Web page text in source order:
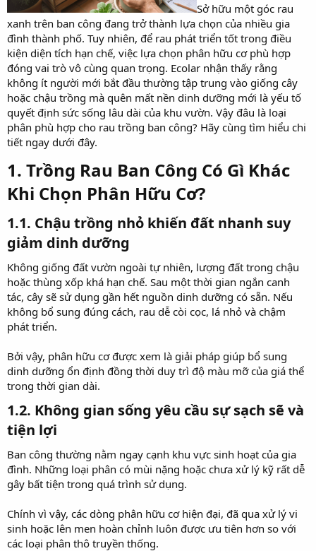
Sở hữu một góc rau
xanh trên ban công đang trở thành lựa chọn của nhiều gia
đình thành phố. Tuy nhiên, để rau phát triển tốt trong điều
kiện diện tích hạn chế, việc lựa chọn phân hữu cơ phù hợp
đóng vai trò vô cùng quan trọng. Ecolar nhận thấy rằng
không ít người mới bắt đầu thường tập trung vào giống cây
hoặc chậu trồng mà quên mất nền dinh dưỡng mới là yếu tố
quyết định sức sống lâu dài của khu vườn. Vậy đâu là loại
phân phù hợp cho rau trồng ban công? Hãy cùng tìm hiểu chi
tiết ngay dưới đây.
1. Trồng Rau Ban Công Có Gì Khác
Khi Chọn Phân Hữu Cơ?​
1.1. Chậu trồng nhỏ khiến đất nhanh suy
giảm dinh dưỡng​
Không giống đất vườn ngoài tự nhiên, lượng đất trong chậu
hoặc thùng xốp khá hạn chế. Sau một thời gian ngắn canh
tác, cây sẽ sử dụng gần hết nguồn dinh dưỡng có sẵn. Nếu
không bổ sung đúng cách, rau dễ còi cọc, lá nhỏ và chậm
phát triển.
Bởi vậy, phân hữu cơ được xem là giải pháp giúp bổ sung
dinh dưỡng ổn định đồng thời duy trì độ màu mỡ của giá thể
trong thời gian dài.
1.2. Không gian sống yêu cầu sự sạch sẽ và
tiện lợi​
Ban công thường nằm ngay cạnh khu vực sinh hoạt của gia
đình. Những loại phân có mùi nặng hoặc chưa xử lý kỹ rất dễ
gây bất tiện trong quá trình sử dụng.
Chính vì vậy, các dòng phân hữu cơ hiện đại, đã qua xử lý vi
sinh hoặc lên men hoàn chỉnh luôn được ưu tiên hơn so với
các loại phân thô truyền thống.